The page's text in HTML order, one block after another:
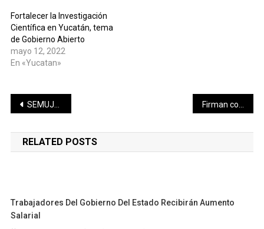
Fortalecer la Investigación
Científica en Yucatán, tema
de Gobierno Abierto
mayo 12, 2022
En «Yucatan»
Navegación
de
entradas
SEMUJERES abre la convocatoria del programa “Mujeres con vivienda segura”
RELATED POSTS
Trabajadores Del Gobierno Del Estado Recibirán Aumento
Salarial